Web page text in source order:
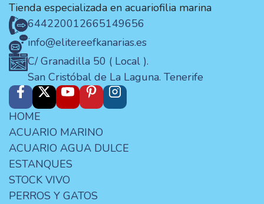
Tienda especializada en acuariofilia marina
644220012665149656
info@elitereefkanarias.es
C/ Granadilla 50 ( Local ).
San Cristóbal de La Laguna. Tenerife
HOME
ACUARIO MARINO
ACUARIO AGUA DULCE
ESTANQUES
STOCK VIVO
PERROS Y GATOS